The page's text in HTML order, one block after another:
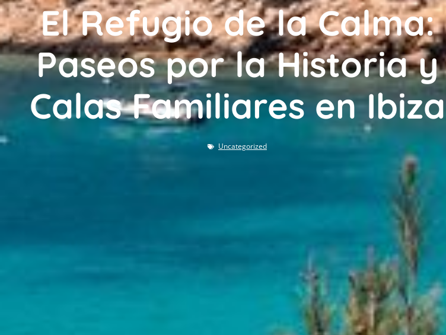
El Refugio de la Calma:
Paseos por la Historia y
Calas Familiares en Ibiza
Uncategorized